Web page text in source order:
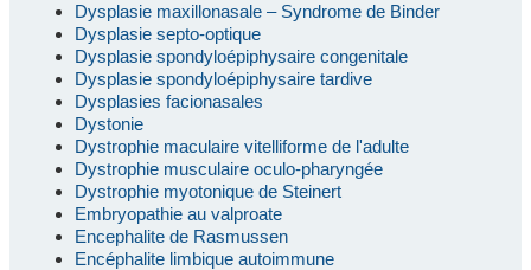
Dysplasie maxillonasale – Syndrome de Binder
Dysplasie septo-optique
Dysplasie spondyloépiphysaire congenitale
Dysplasie spondyloépiphysaire tardive
Dysplasies facionasales
Dystonie
Dystrophie maculaire vitelliforme de l'adulte
Dystrophie musculaire oculo-pharyngée
Dystrophie myotonique de Steinert
Embryopathie au valproate
Encephalite de Rasmussen
Encéphalite limbique autoimmune